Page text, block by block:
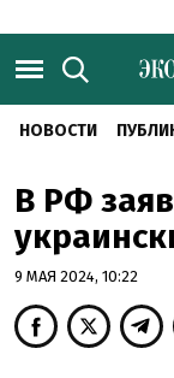
НОВОСТИ
В РФ
9 МАЯ 2024, 10:22